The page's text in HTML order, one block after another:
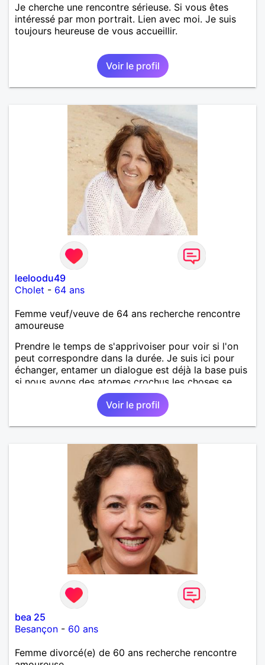
Je cherche une rencontre sérieuse. Si vous êtes
intéressé par mon portrait. Lien avec moi. Je suis
toujours heureuse de vous accueillir.
Voir le profil
leeloodu49
Cholet - 64 ans
Femme veuf/veuve de 64 ans recherche rencontre
amoureuse
Prendre le temps de s'apprivoiser pour voir si l'on
peut correspondre dans la durée. Je suis ici pour
échanger, entamer un dialogue est déjà la base puis
si nous avons des atomes crochus les choses se
mettrons en place petit à petit normalement.
Voir le profil
bea 25
Besançon - 60 ans
Femme divorcé(e) de 60 ans recherche rencontre